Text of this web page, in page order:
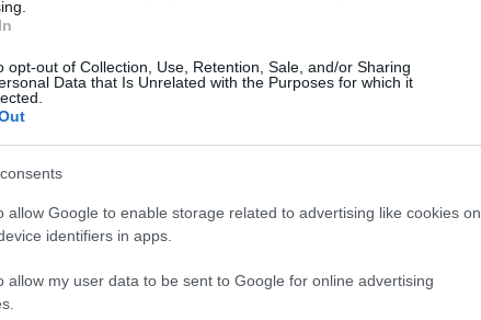
opt-out of Collection, Use, Retention, Sale, and/or Sharing
Data that Is Unrelated with the Purposes for which it
allow Google to enable storage related to advertising like cookies on
identifiers in apps.
allow my user data to be sent to Google for online advertising
eltemetik a hullát. Innen ered magyar nevük is. A
megtisztítják a tetemet a légypetéktől.
segítségével hamar megtalálják a dögöt. A friss
először megküzdenek egymással az erőforrásért.
A hulla alól kiássák a földet, ami miatt az fokozatosan
földkupacot pedig rákaparják. Ha a talaj túl kemény vagy
arrébb vonszolni a tetemet. Igyekeznek gömbbé
vagy tollat pedig lerágják róla. A dögöt a nyálukkal
folyamatát.
sorsát. Kamrákban végződő járatot készít a talajban, ide